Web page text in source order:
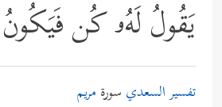
یَقُولُ لَهُۥ كُن فَیَكُونُ
تفسير السعدي سورة مريم